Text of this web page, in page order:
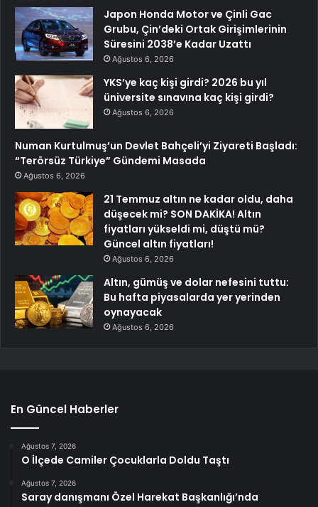
Japon Honda Motor ve Çinli Gac
Grubu, Çin’deki Ortak Girişimlerinin
Süresini 2038’e Kadar Uzattı
Ağustos 6, 2026
YKS’ye kaç kişi girdi? 2026 bu yıl
üniversite sınavına kaç kişi girdi?
Ağustos 6, 2026
Numan Kurtulmuş’un Devlet Bahçeli’yi Ziyareti Başladı:
“Terörsüz Türkiye” Gündemi Masada
Ağustos 6, 2026
21 Temmuz altın ne kadar oldu, daha
düşecek mi? SON DAKİKA! Altın
fiyatları yükseldi mi, düştü mü?
Güncel altın fiyatları!
Ağustos 6, 2026
Altın, gümüş ve dolar nefesini tuttu:
Bu hafta piyasalarda yer yerinden
oynayacak
Ağustos 6, 2026
En Güncel Haberler
Ağustos 7, 2026
O İlçede Camiler Çocuklarla Doldu Taştı
Ağustos 7, 2026
Saray danışmanı Özel Harekat Başkanlığı’nda